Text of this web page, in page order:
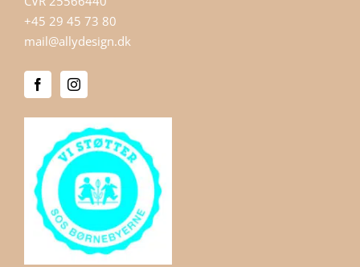
+45 29 45 73 80
mail@allydesign.dk